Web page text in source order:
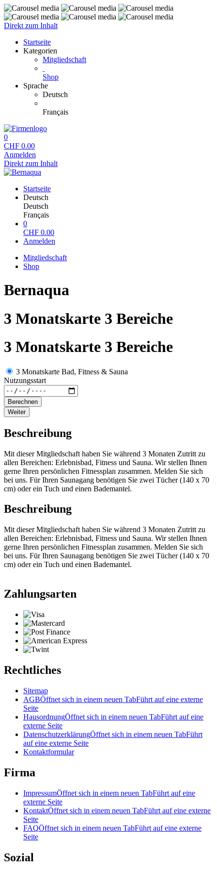
Direkt zum Inhalt
Startseite
Kategorien
Mitgliedschaft
Shop
Sprache
Deutsch
Français
0
CHF 0.00
Anmelden
Direkt zum Inhalt
Startseite
Deutsch
Deutsch
Français
0
CHF 0.00
Anmelden
Mitgliedschaft
Shop
Bernaqua
3 Monatskarte 3 Bereiche
3 Monatskarte 3 Bereiche
3 Monatskarte Bad, Fitness & Sauna
Nutzungsstart
Berechnen
Weiter
Beschreibung
Mit dieser Mitgliedschaft haben Sie während 3 Monaten Zutritt zu
allen Bereichen: Erlebnisbad, Fitness und Sauna. Wir stellen Ihnen
gerne Ihren persönlichen Fitnessplan zusammen. Melden Sie sich
bei uns. Für Ihren Saunagang benötigen Sie zwei Tücher (140 x 70
cm) oder ein Tuch und einen Bademantel.
Beschreibung
Mit dieser Mitgliedschaft haben Sie während 3 Monaten Zutritt zu
allen Bereichen: Erlebnisbad, Fitness und Sauna. Wir stellen Ihnen
gerne Ihren persönlichen Fitnessplan zusammen. Melden Sie sich
bei uns. Für Ihren Saunagang benötigen Sie zwei Tücher (140 x 70
cm) oder ein Tuch und einen Bademantel.
Zahlungsarten
Rechtliches
Sitemap
AGBÖffnet sich in einem neuen TabFührt auf eine externe
Seite
HausordnungÖffnet sich in einem neuen TabFührt auf eine
externe Seite
DatenschutzerklärungÖffnet sich in einem neuen TabFührt
auf eine externe Seite
Kontaktformular
Firma
ImpressumÖffnet sich in einem neuen TabFührt auf eine
externe Seite
KontaktÖffnet sich in einem neuen TabFührt auf eine externe
Seite
FAQÖffnet sich in einem neuen TabFührt auf eine externe
Seite
Sozial